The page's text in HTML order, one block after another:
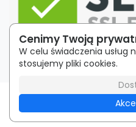
Regulamin|Polityka
Cenimy Twoją
W celu świadczenia usług
stosujemy pliki cookies.